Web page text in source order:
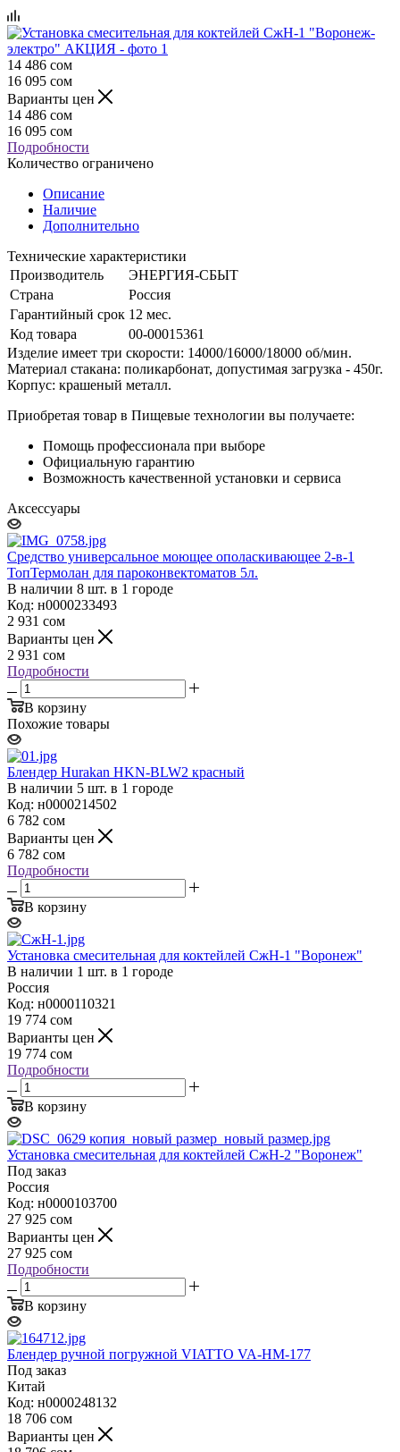
14 486 сом
16 095 сом
Варианты цен
14 486 сом
16 095 сом
Подробности
Количество ограничено
Описание
Наличие
Дополнительно
Технические характеристики
Производитель
ЭНЕРГИЯ-СБЫТ
Страна
Россия
Гарантийный срок 12 мес.
Код товара
00-00015361
Изделие имеет три скорости: 14000/16000/18000 об/мин.
Материал стакана: поликарбонат, допустимая загрузка - 450г.
Корпус: крашеный металл.
Приобретая товар в Пищевые технологии вы получаете:
Помощь профессионала при выборе
Официальную гарантию
Возможность качественной установки и сервиса
Аксессуары
Средство универсальное моющее ополаскивающее 2-в-1
ТопТермолан для пароконвектоматов 5л.
В наличии 8 шт. в 1 городе
Код: н0000233493
2 931 сом
Варианты цен
2 931 сом
Подробности
В корзину
Похожие товары
Блендер Hurakan HKN-BLW2 красный
В наличии 5 шт. в 1 городе
Код: н0000214502
6 782 сом
Варианты цен
6 782 сом
Подробности
В корзину
Установка смесительная для коктейлей СжН-1 "Воронеж"
В наличии 1 шт. в 1 городе
Россия
Код: н0000110321
19 774 сом
Варианты цен
19 774 сом
Подробности
В корзину
Установка смесительная для коктейлей СжН-2 "Воронеж"
Под заказ
Россия
Код: н0000103700
27 925 сом
Варианты цен
27 925 сом
Подробности
В корзину
Блендер ручной погружной VIATTO VA-HM-177
Под заказ
Китай
Код: н0000248132
18 706 сом
Варианты цен